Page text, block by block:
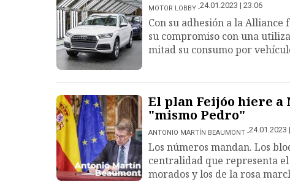
MOTOR LOBBY 24.01.2023 | 23:06
Con su adhesión a la
su compromiso con una
mitad su consumo por
El plan Feijóo hiere a
"mismo Pedro"
ANTONIO MARTÍN BEAUMONT 24.01.2023
Los números mandan. Los
centralidad que representa
morados y los de la rosa